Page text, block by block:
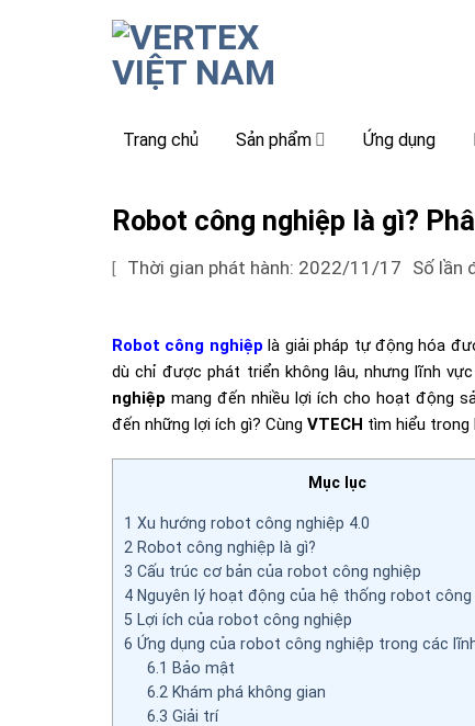
Trang chủ Sản phẩm Ứng dụng
Robot công nghiệp là gì?
[ Thời gian phát hành: 2022/11/17 Số lần
Robot công nghiệp là giải pháp tự động hóa
dù chỉ được phát triển không lâu, nhưng lĩnh
nghiệp mang đến nhiều lợi ích cho hoạt động
đến những lợi ích gì? Cùng VTECH tìm hiểu trong
Mục lục
1 Xu hướng robot công nghiệp 4.0
2 Robot công nghiệp là gì?
3 Cấu trúc cơ bản của robot công nghiệp
4 Nguyên lý hoạt động của hệ thống robot công
5 Lợi ích của robot công nghiệp
6 Ứng dụng của robot công nghiệp trong các
6.1 Bảo mật
6.2 Khám phá không gian
6.3 Giải trí